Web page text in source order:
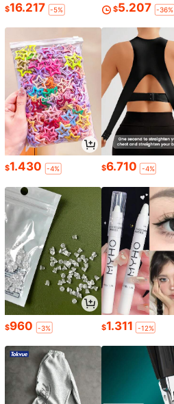
$16.217 -5% $5.207 -36%
$1.430 -4% $6.710 -4%
$960 -3% $1.311 -12%